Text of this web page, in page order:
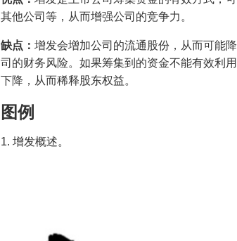
其他公司等，从而增强公司的竞争力。
缺点： 增发会增加公司的流通股份，从而可能
司的财务风险。如果筹集到的资金不能有效利
下降，从而稀释股东权益。
图例
1. 增发概述。